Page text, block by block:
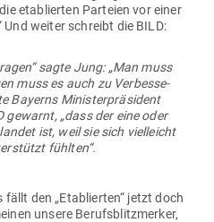
eta­blierten Par­teien vor einer
weiter schreibt die BILD:
sagte Jung: „Man muss
muss es auch zu Ver­bes­se­
Bayerns Minis­ter­prä­sident
gewarnt, „dass der eine oder
ist, weil sie sich viel­leicht
fühlten“.
fällt den „Eta­blierten“ jetzt doch
unsere Berufs­blitz­merker,